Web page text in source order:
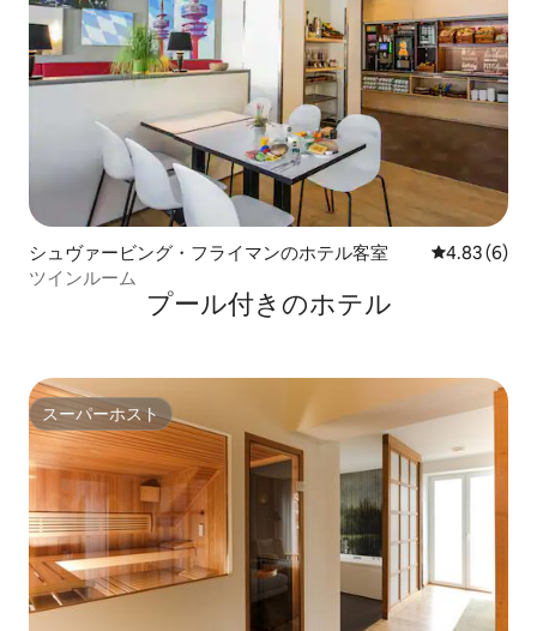
シュヴァービング・フライマンのホテル客室 レビュー6
4.83 (6)
ツインルーム
プール付きのホ⁠テ⁠ル
スーパーホスト
スーパーホスト